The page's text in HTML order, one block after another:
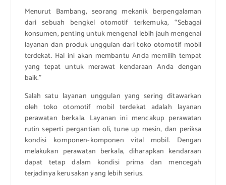
Menurut Bambang, seorang mekanik berpengalaman
dari sebuah bengkel otomotif terkemuka, “Sebagai
konsumen, penting untuk mengenal lebih jauh mengenai
layanan dan produk unggulan dari toko otomotif mobil
terdekat. Hal ini akan membantu Anda memilih tempat
yang tepat untuk merawat kendaraan Anda dengan
baik.”
Salah satu layanan unggulan yang sering ditawarkan
oleh toko otomotif mobil terdekat adalah layanan
perawatan berkala. Layanan ini mencakup perawatan
rutin seperti pergantian oli, tune up mesin, dan periksa
kondisi komponen-komponen vital mobil. Dengan
melakukan perawatan berkala, diharapkan kendaraan
dapat tetap dalam kondisi prima dan mencegah
terjadinya kerusakan yang lebih serius.